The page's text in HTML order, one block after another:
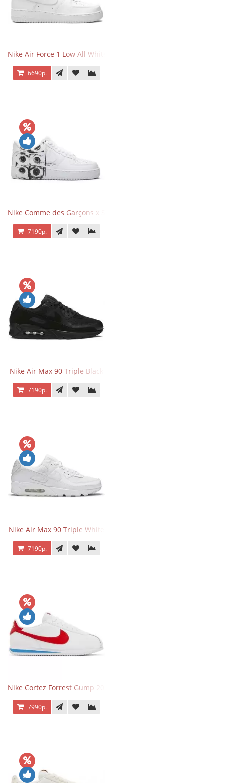
Nike Air Force 1 Low All White
6690р.
Nike Comme des Garçons x Supreme x Air Force 1 Low Eyes
7190р.
Nike Air Max 90 Triple Black
7190р.
Nike Air Max 90 Triple White
7190р.
Nike Cortez Forrest Gump 2024
7990р.